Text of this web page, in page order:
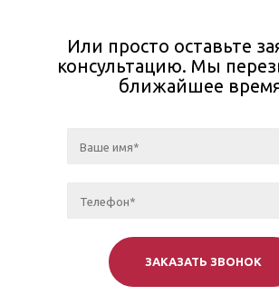
Или просто оставьте
консультацию. Мы
ближайшее